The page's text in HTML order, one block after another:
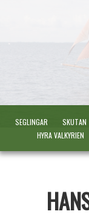
SEGLINGAR SKUTAN
HYRA VALKYRIEN